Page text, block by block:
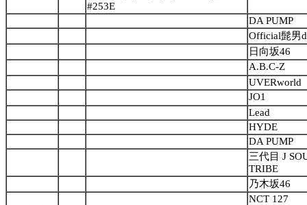
#253E
DA PUMP
Official髭男
日向坂46
A.B.C-Z
UVERworld
JO1
Lead
HYDE
DA PUMP
三代目 J
TRIBE
乃木坂46
NCT 127